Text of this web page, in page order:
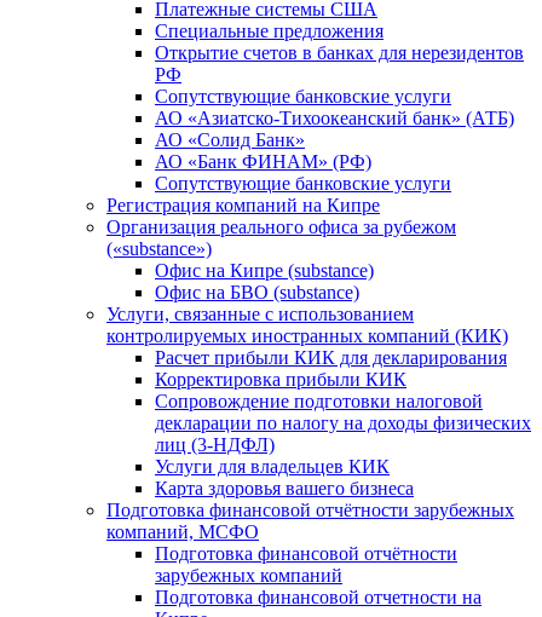
Платежные системы США
Специальные предложения
Открытие счетов в банках для нерезидентов
РФ
Сопутствующие банковские услуги
АО «Азиатско-Тихоокеанский банк» (АТБ)
АО «Солид Банк»
АО «Банк ФИНАМ» (РФ)
Сопутствующие банковские услуги
Регистрация компаний на Кипре
Организация реального офиса за рубежом
(«substance»)
Офис на Кипре (substance)
Офис на БВО (substance)
Услуги, связанные с использованием
контролируемых иностранных компаний (КИК)
Расчет прибыли КИК для декларирования
Корректировка прибыли КИК
Сопровождение подготовки налоговой
декларации по налогу на доходы физических
лиц (3-НДФЛ)
Услуги для владельцев КИК
Карта здоровья вашего бизнеса
Подготовка финансовой отчётности зарубежных
компаний, МСФО
Подготовка финансовой отчётности
зарубежных компаний
Подготовка финансовой отчетности на